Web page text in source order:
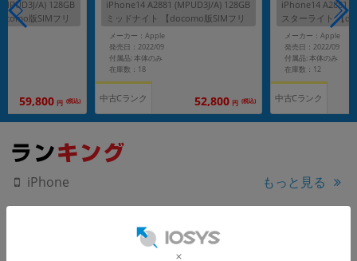
A) 128GB
版SIMフリ
59,800 円 (税込)
iPhone14 A2881 (MPUD3J/A) 128GB
ミッドナイト 【docomo版SIMフリ
ー】
メーカー：Apple
発売日：2022/09
付属品: 本体のみ
在庫数：18
中古Cランク 52,800 円 (税込)
iPhone14 A2881
スターライト 【
ー】
メーカー：Apple
発売日：2022/09
付属品: 本体のみ
在庫数：12
中古Cランク
iPhone もっと見る